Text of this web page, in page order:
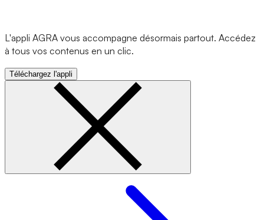
L'appli AGRA vous accompagne désormais partout. Accédez
à tous vos contenus en un clic.
Téléchargez l'appli